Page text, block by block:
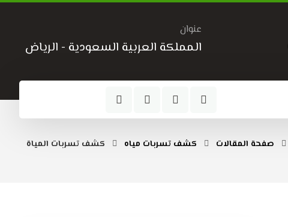
عنوان
المملكة العربية السعودية - الرياض
صفحة المقالات كشف تسربات مياه كشف تسربات المياة